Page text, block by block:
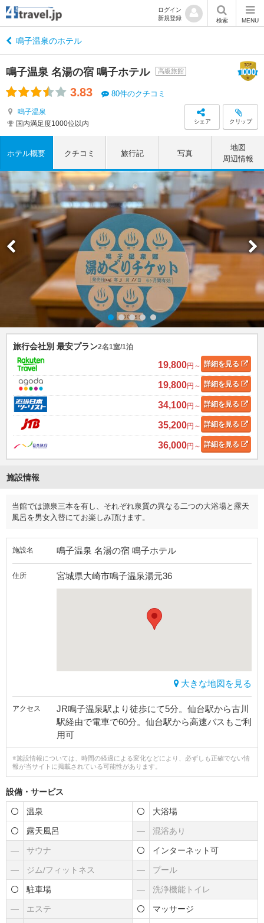
ログイン
新規登録
検索 MENU
鳴子温泉のホテル
鳴子温泉 名湯の宿 鳴子ホテル 高級旅館
3.83 80件のクチコミ
鳴子温泉
国内満足度1000位以内
シェア クリップ
ホテル概要 クチコミ 旅行記 写真
地図
周辺情報
旅行会社別 最安プラン2名1室/1泊
19,800円～ 詳細を見る
19,800円～ 詳細を見る
34,100円～ 詳細を見る
35,200円～ 詳細を見る
36,000円～ 詳細を見る
施設情報
当館では源泉三本を有し、それぞれ泉質の異なる二つの大浴場と露天
風呂を男女入替にてお楽しみ頂けます。
施設名 鳴子温泉 名湯の宿 鳴子ホテル
住所 宮城県大崎市鳴子温泉湯元36
大きな地図を見る
アクセス
JR鳴子温泉駅より徒歩にて5分。仙台駅から古川
駅経由で電車で60分。仙台駅から高速バスもご利
用可
※施設情報については、時間の経過による変化などにより、必ずしも正確でない情
報が当サイトに掲載されている可能性があります。
設備・サービス
温泉 大浴場
露天風呂 ― 混浴あり
― サウナ インターネット可
― ジム/フィットネス ― プール
駐車場 ― 洗浄機能トイレ
― エステ マッサージ